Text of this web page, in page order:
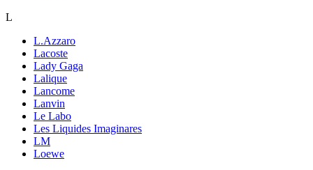
L
L.Azzaro
Lacoste
Lady Gaga
Lalique
Lancome
Lanvin
Le Labo
Les Liquides Imaginares
LM
Loewe